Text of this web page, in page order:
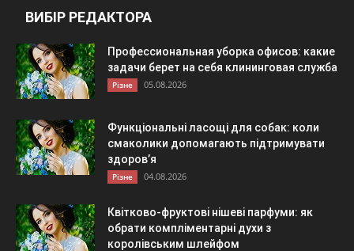
ВИБІР РЕДАКТОРА
Профессиональная уборка офисов: какие
задачи берет на себя клининговая служба
Різне 05.08.2026
Функціональні ласощі для собак: коли
смаколики допомагають підтримувати
здоров’я
Різне 04.08.2026
Квітково-фруктові нішеві парфуми: як
обрати компліментарні духи з
королівським шлейфом